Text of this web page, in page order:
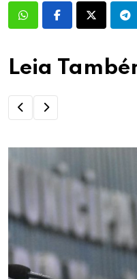
Leia